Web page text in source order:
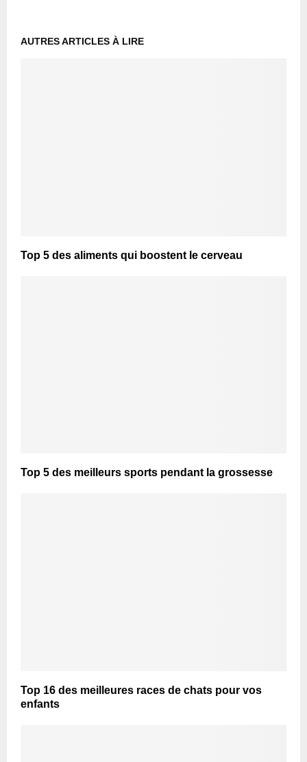
AUTRES ARTICLES À LIRE
Top 5 des aliments qui boostent le cerveau
Top 5 des meilleurs sports pendant la grossesse
Top 16 des meilleures races de chats pour vos
enfants